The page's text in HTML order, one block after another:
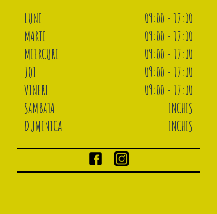
LUNI
09:00 - 17:00
MARTI
09:00 - 17:00
MIERCURI
09:00 - 17:00
JOI
09:00 - 17:00
VINERI
09:00 - 17:00
SAMBATA
INCHIS
DUMINICA
INCHIS